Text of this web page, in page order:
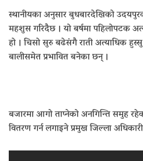
स्थानीयका अनुसार बुधबारदेखिको
महशुस गरिदैछ । यो बर्षमा पहिलोपटक
हो । चिसो सुरु बढेसंगै राती अत्याधिक
बालीसमेत प्रभावित बनेका छन् ।
बजारमा आगो ताप्नेको अनगिन्ति समुह
वितरण गर्न लगाइने प्रमुख जिल्ला